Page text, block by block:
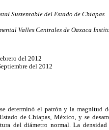
Sustentable del Estado de Chiapas.
Valles Centrales de Oaxaca
del 2012
del 2012
determinó el patrón y la magnitud
de Chiapas, México, y se
del diámetro normal. La